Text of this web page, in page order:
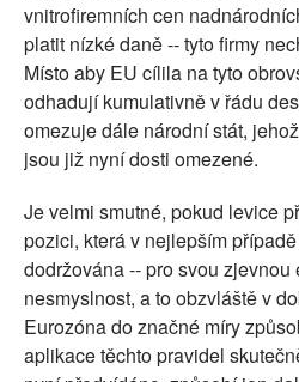
vnitrofiremních cen
platit nízké daně -- tyto firmy
Místo aby EU cílila na tyto
odhadují kumulativně v řádu
omezuje dále národní stát,
jsou již nyní dosti omezené.
Je velmi smutné, pokud levice
pozici, která v nejlepším
dodržována -- pro svou zjevnou
nesmyslnost, a to obzvláště v
Eurozóna do značné míry
aplikace těchto pravidel